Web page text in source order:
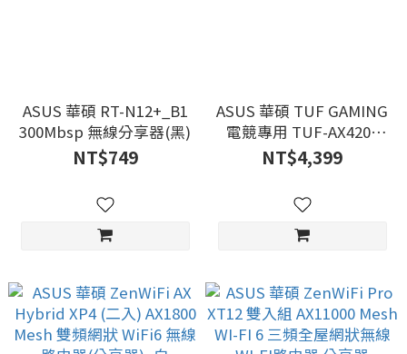
ASUS 華碩 RT-N12+_B1
300Mbsp 無線分享器(黑)
NT$749
ASUS 華碩 TUF GAMING
電競專用 TUF-AX4200
WI-FI 6 雙頻無線 路由器
分享器
NT$4,399